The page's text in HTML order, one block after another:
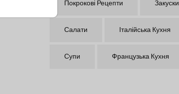
Покрокові Рецепти Закуски
Салати Італійська Кухня
Супи Французька Кухня